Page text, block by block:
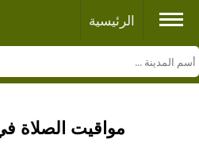
الرئيسية
مواقيت الصلاة